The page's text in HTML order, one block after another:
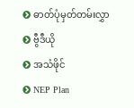
ဓာတ်ပုံမှတ်တမ်းလွှာ
ဗွီဒီယို
အသံဖိုင်
NEP Plan